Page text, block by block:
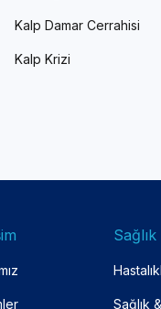
Kalp Damar Cerrahisi
Kalp Krizi
Sağlık